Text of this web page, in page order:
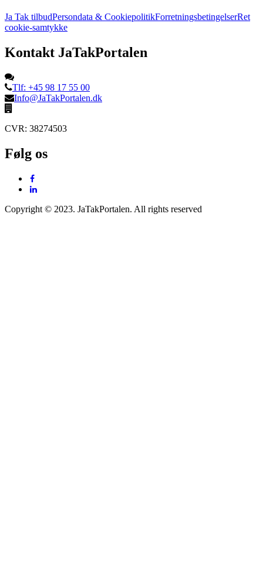
Ja Tak tilbudPersondata & CookiepolitikForretningsbetingelserRet
cookie-samtykke
Kontakt JaTakPortalen
Tlf: +45 98 17 55 00
Info@JaTakPortalen.dk
CVR: 38274503
Følg os
Copyright © 2023. JaTakPortalen. All rights reserved